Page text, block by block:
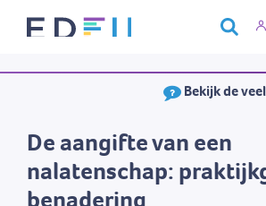
Over Edfin
Kalender
Bekijk de
De aangifte van een
nalatenschap: